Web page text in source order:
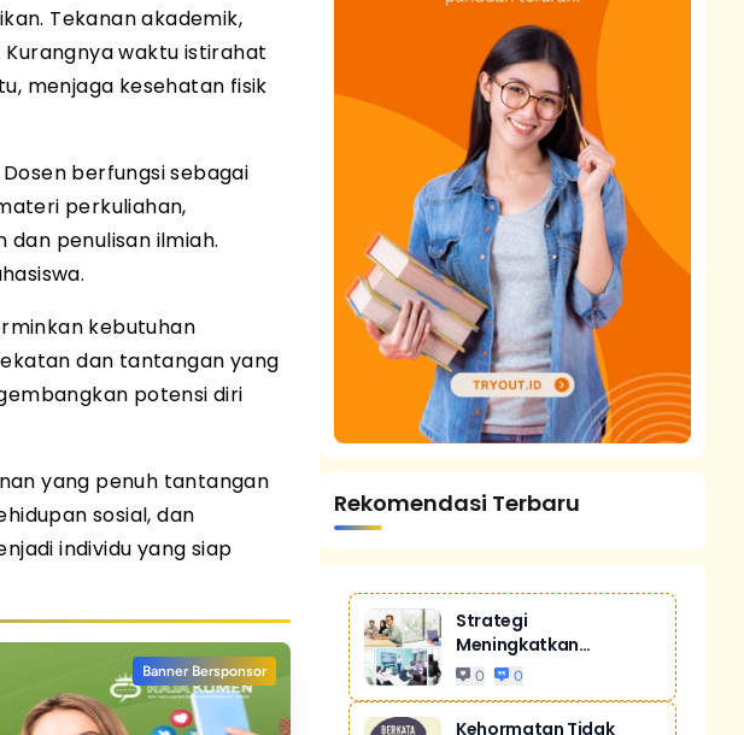
Tekanan akademik,
waktu istirahat
menjaga kesehatan fisik
berfungsi sebagai
perkuliahan,
penulisan ilmiah.
kebutuhan
dan tantangan yang
potensi diri
yang penuh tantangan
sosial, dan
individu yang siap
Banner Bersponsor
Rekomendasi Terbaru
Strategi
Meningkatkan
Penjualan Melalui
0 0
Kehormatan Tidak